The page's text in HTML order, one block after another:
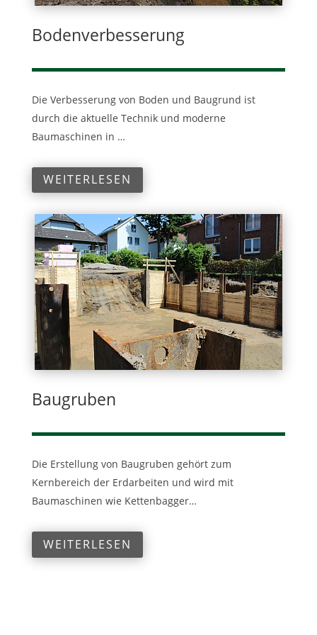
Bodenverbesserung
Die Verbesserung von Boden und Baugrund ist
durch die aktuelle Technik und moderne
Baumaschinen in …
WEITERLESEN
Baugruben
Die Erstellung von Baugruben gehört zum
Kernbereich der Erdarbeiten und wird mit
Baumaschinen wie Kettenbagger…
WEITERLESEN